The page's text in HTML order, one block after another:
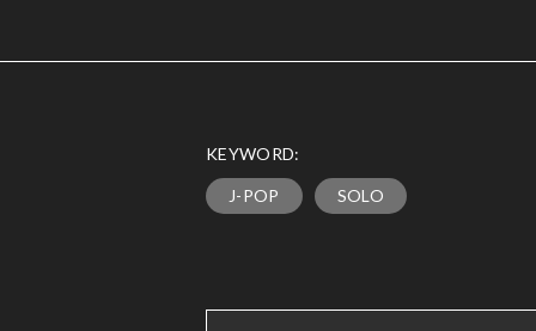
KEYWORD:
J-POP SOLO